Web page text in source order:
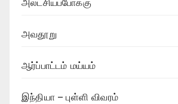
அலட்சியப்போக்கு
அவதூறு
ஆர்ப்பாட்டம் மய்யம்
இந்தியா – புள்ளி விவரம்